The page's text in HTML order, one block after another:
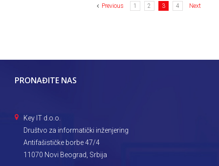
Previous 1 2 3 4 Next
PRONAĐITE NAS
Key IT d.o.o.
Društvo za informatički inženjering
Antifašističke borbe 47/4
11070 Novi Beograd, Srbija